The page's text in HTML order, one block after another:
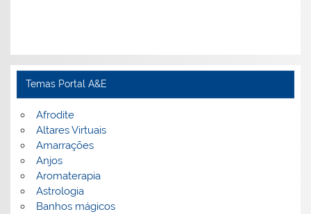
Temas Portal A&E
Afrodite
Altares Virtuais
Amarrações
Anjos
Aromaterapia
Astrologia
Banhos mágicos